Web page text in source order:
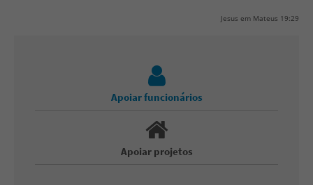
Jesus em Mateus 19:29
Apoiar funcionários
Apoiar projetos